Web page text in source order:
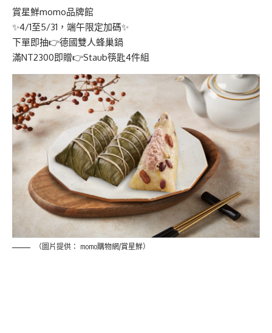
賞星鮮momo品牌館
✨4/1至5/31，端午限定加碼✨
下單即抽👉德國雙人蜂巢鍋
滿NT2300即贈👉Staub筷匙4件組
（圖片提供： momo購物網/賞星鮮）